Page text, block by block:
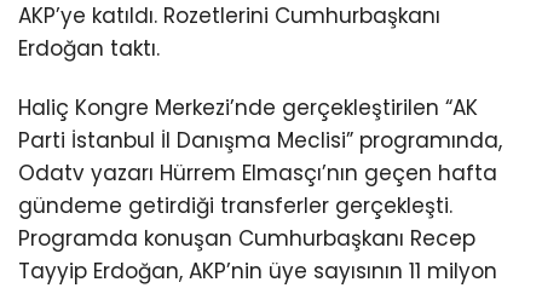
AKP’ye katıldı. Rozetlerini Cumhurbaşkanı
Erdoğan taktı.
Haliç Kongre Merkezi’nde gerçekleştirilen “AK
Parti İstanbul İl Danışma Meclisi” programında,
Odatv yazarı Hürrem Elmasçı’nın geçen hafta
gündeme getirdiği transferler gerçekleşti.
Programda konuşan Cumhurbaşkanı Recep
Tayyip Erdoğan, AKP’nin üye sayısının 11 milyon